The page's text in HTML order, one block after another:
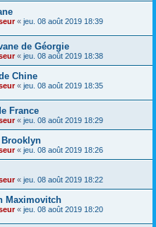
« jeu. 08 août 2019 18:39
de Géorgie
« jeu. 08 août 2019 18:38
Chine
« jeu. 08 août 2019 18:35
France
« jeu. 08 août 2019 18:29
Brooklyn
« jeu. 08 août 2019 18:26
« jeu. 08 août 2019 18:22
Maximovitch
« jeu. 08 août 2019 18:20